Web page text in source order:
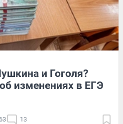
и Гоголя?
изменениях в ЕГЭ
13